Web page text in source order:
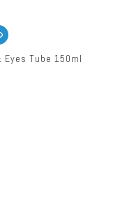
Eyes Tube 150ml